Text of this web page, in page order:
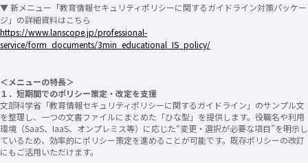
▼ 新メニュー「教育情報セキュリティポリシーに関するガイドライン対策パッケー
ジ」の詳細資料はこちら
https://www.lanscope.jp/professional-
service/form_documents/3min_educational_IS_policy/
＜メニューの特長＞
１．短期間でのポリシー策定・改定を支援
文部科学省「教育情報セキュリティポリシーに関するガイドライン」のサンプル文
を整理し、一つの文書ファイルにまとめた「ひな型」を提供します。役職名や利用
環境（SaaS、IaaS、オンプレミス等）に応じた“変更・選択が必要な項目”を明示し
ているため、効率的にポリシー策定を進めることが可能です。既存ポリシーの改訂
にもご活用いただけます。